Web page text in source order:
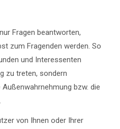
Fragen beantworten,
zum Fragenden werden. So
und Interessenten
zu treten, sondern
bzw. die
von Ihnen oder Ihrer